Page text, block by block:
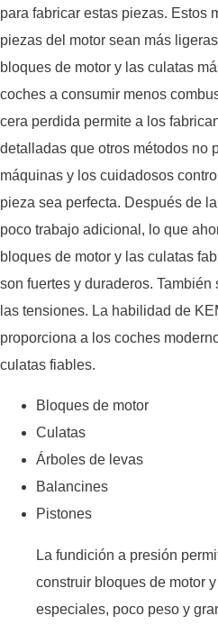
para fabricar estas piezas. Estos
piezas del motor sean más
bloques de motor y las culatas
coches a consumir menos
cera perdida permite a los
detalladas que otros métodos no
máquinas y los cuidadosos
pieza sea perfecta. Después de
poco trabajo adicional, lo que
bloques de motor y las culatas
son fuertes y duraderos.
las tensiones. La habilidad de
proporciona a los coches
culatas fiables.
Bloques de motor
Culatas
Árboles de levas
Balancines
Pistones
La fundición a presión
construir bloques de motor
especiales, poco peso y